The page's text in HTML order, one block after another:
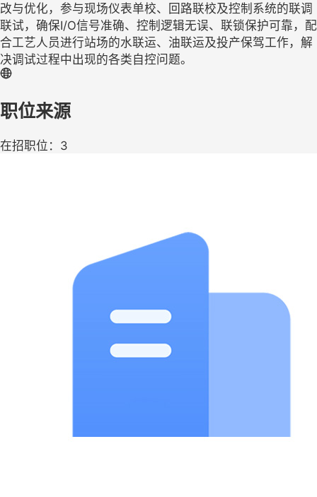
改与优化，参与现场仪表单校、回路联校及控制系统的联调
联试，确保I/O信号准确、控制逻辑无误、联锁保护可靠，配
合工艺人员进行站场的水联运、油联运及投产保驾工作，解
决调试过程中出现的各类自控问题。
职位来源
在招职位：3